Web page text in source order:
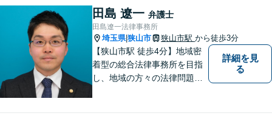
田島 遼一 弁護士
田島遼一法律事務所
埼玉県|狭山市 狭山市駅 から徒歩3分
【狭山市駅 徒歩4分】地域密
着型の総合法律事務所を目指
し、地域の方々の法律問題を
詳細を見
る